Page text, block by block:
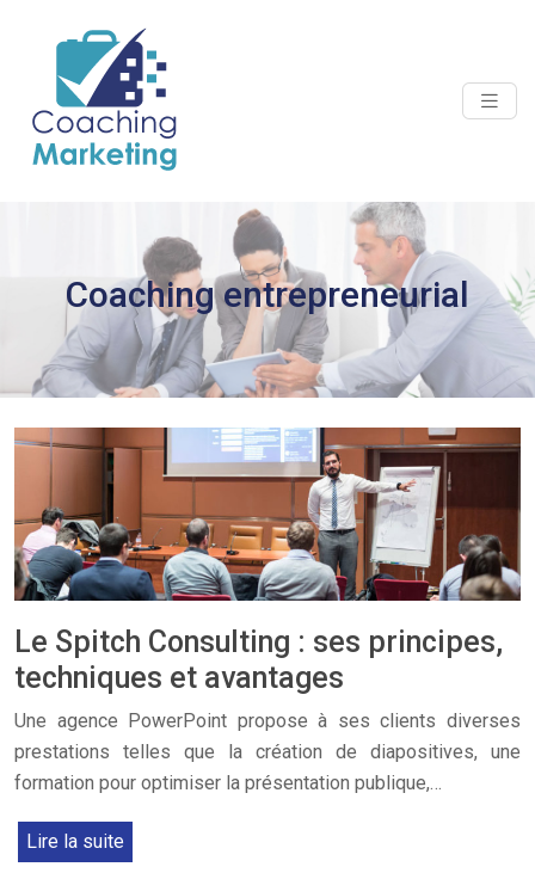
Coaching entrepreneurial
Le Spitch Consulting : ses principes,
techniques et avantages
Une agence PowerPoint propose à ses clients diverses
prestations telles que la création de diapositives, une
formation pour optimiser la présentation publique,…
Lire la suite